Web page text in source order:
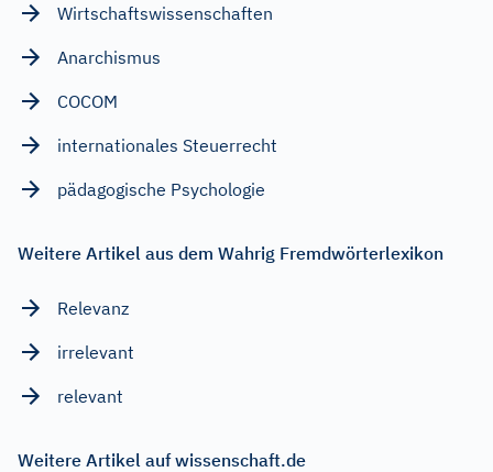
Wirtschaftswissenschaften
Anarchismus
COCOM
internationales Steuerrecht
pädagogische Psychologie
Weitere Artikel aus dem Wahrig Fremdwörterlexikon
Relevanz
irrelevant
relevant
Weitere Artikel auf wissenschaft.de